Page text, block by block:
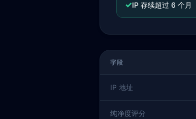
✓IP 存续超过 6 个月
字段
IP 地址
纯净度评分